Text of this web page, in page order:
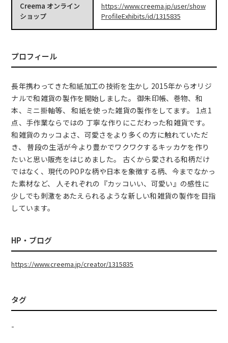
Creema オンライン
ショップ
https://www.creema.jp/user/show
ProfileExhibits/id/1315835
プロフィール
長年携わってきた和紙加工の技術を生かし 2015年からオリジ
ナルで和雑貨の製作を開始しました。 御朱印帳、巻物、和
本、ミニ掛軸等、 和紙を使った雑貨の製作をしてます。 1点1
点、手作業ならではの 丁寧な作りにこだわった和雑貨です。
和雑貨のカッコよさ、可愛さをより多くの方に触れていただ
き、 普段の生活が今より豊かでワクワクするキッカケを作り
たいと思い販売をはじめました。 古くから愛される和柄だけ
ではなく、現代のPOPな柄や日本を象徴する柄、今までなかっ
た素材など、 人それぞれの『カッコいい、可愛い』の感性に
少しでも刺激をあたえられるような新しい和雑貨の製作を目指
しています。
HP・ブログ
https://www.creema.jp/creator/1315835
タグ
-